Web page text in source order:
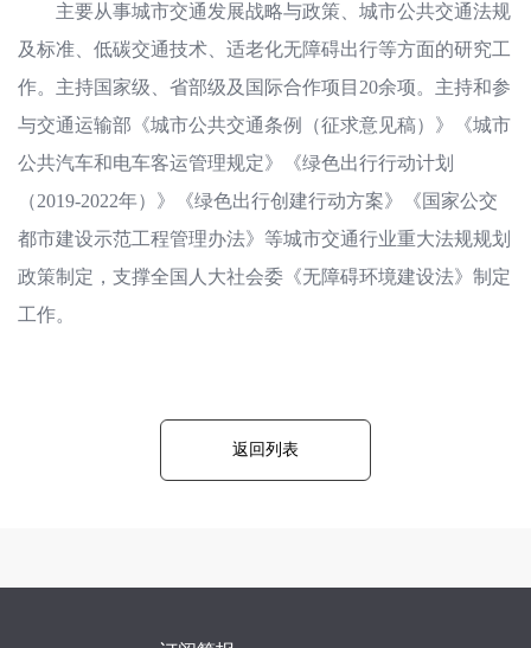
主要从事城市交通发展战略与政策、城市公共交通法规
及标准、低碳交通技术、适老化无障碍出行等方面的研究工
作。主持国家级、省部级及国际合作项目20余项。主持和参
与交通运输部《城市公共交通条例（征求意见稿）》《城市
公共汽车和电车客运管理规定》《绿色出行行动计划
（2019-2022年）》《绿色出行创建行动方案》《国家公交
都市建设示范工程管理办法》等城市交通行业重大法规规划
政策制定，支撑全国人大社会委《无障碍环境建设法》制定
工作。
返回列表